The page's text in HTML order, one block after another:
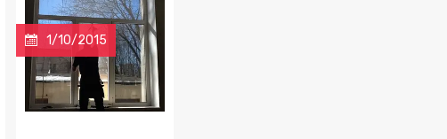
1/10/2015